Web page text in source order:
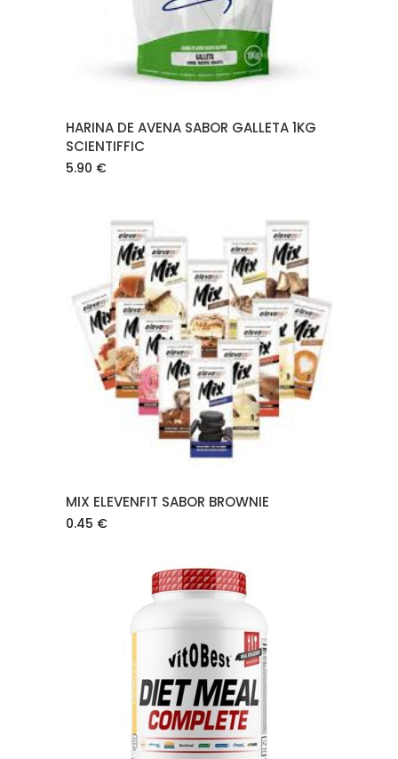
HARINA DE AVENA SABOR GALLETA 1KG
SCIENTIFFIC
5.90 €
AÑADIR AL CARRITO
MIX ELEVENFIT SABOR BROWNIE
0.45 €
AÑADIR AL CARRITO